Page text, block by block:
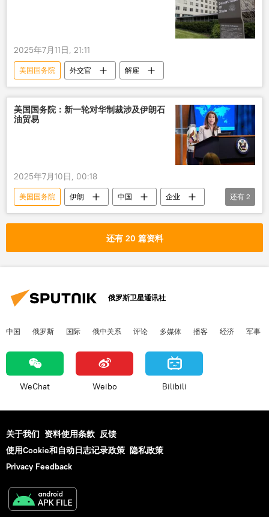
2025年7月11日, 21:11
美国国务院 外交官 解雇
美国国务院：新一轮对华制裁涉及伊朗石
油贸易
2025年7月10日, 00:18
美国国务院 伊朗 中国
企业
石油贸易
制裁
还有 2
还有 20 篇资料
俄罗斯卫星通讯社
中国 俄罗斯 国际 俄中关系 评论 多媒体 播客 经济 军事
WeChat Weibo Bilibili
关于我们 资料使用条款 反馈
使用Cookie和自动日志记录政策 隐私政策
Privacy Feedback